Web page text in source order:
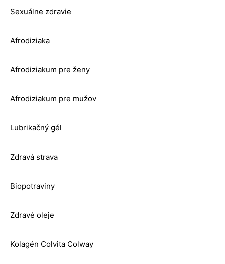
Sexuálne zdravie
Afrodiziaka
Afrodiziakum pre ženy
Afrodiziakum pre mužov
Lubrikačný gél
Zdravá strava
Biopotraviny
Zdravé oleje
Kolagén Colvita Colway